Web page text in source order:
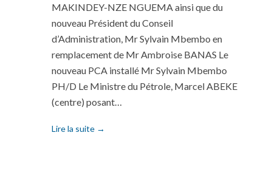
MAKINDEY-NZE NGUEMA ainsi que du
nouveau Président du Conseil
d’Administration, Mr Sylvain Mbembo en
remplacement de Mr Ambroise BANAS Le
nouveau PCA installé Mr Sylvain Mbembo
PH/D Le Ministre du Pétrole, Marcel ABEKE
(centre) posant…
Lire la suite →